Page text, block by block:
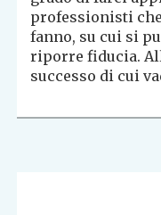
professionisti
fanno, su cui si
riporre fiducia.
successo di cui